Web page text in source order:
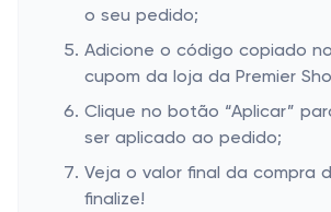
o seu pedido;
Adicione o código copiado
cupom da loja da Premier
Clique no botão “Aplicar”
ser aplicado ao pedido;
Veja o valor final da compra
finalize!